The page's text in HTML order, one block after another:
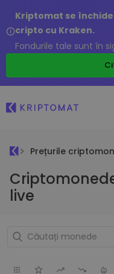
Kriptomat se
cripto cu Kraken.
Fondurile tale sunt în
Prețurile
live